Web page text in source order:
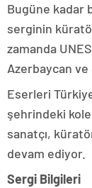
Bugüne kadar
serginin
zamanda
Azerbaycan
Eserleri
şehrindeki
sanatçı,
devam ediyor.
Sergi Bilgileri